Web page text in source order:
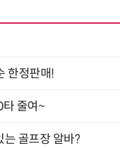
한정판매!
줄여~
골프장 알바?